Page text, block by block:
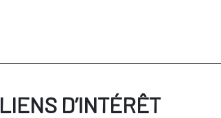
LIENS D’INTÉRÊT